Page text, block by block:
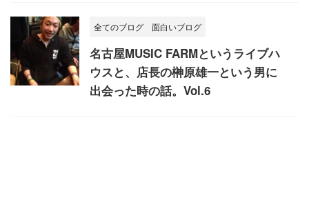
全てのブログ 面白いブログ
名古屋MUSIC FARMというライブハ
ウスと、店長の榊原雄一という男に
出会った時の話。Vol.6